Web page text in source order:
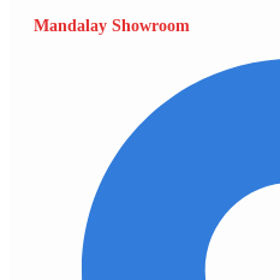
Mandalay Showroom